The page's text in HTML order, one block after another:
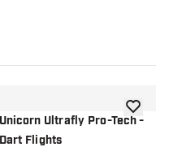
hinzufügen
Unicorn Ultrafly Pro-Tech -
Dart Flights
Zur